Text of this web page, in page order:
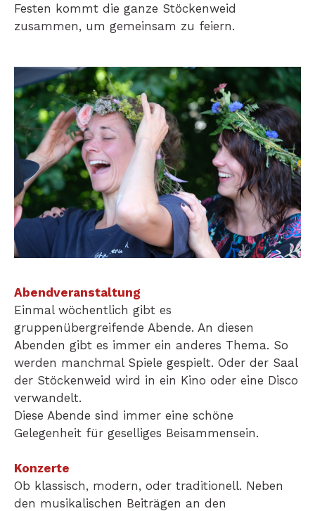
Festen kommt die ganze Stöckenweid
zusammen, um gemeinsam zu feiern.
Abendveranstaltung
Einmal wöchentlich gibt es
gruppenübergreifende Abende. An diesen
Abenden gibt es immer ein anderes Thema. So
werden manchmal Spiele gespielt. Oder der Saal
der Stöckenweid wird in ein Kino oder eine Disco
verwandelt.
Diese Abende sind immer eine schöne
Gelegenheit für geselliges Beisammensein.
Konzerte
Ob klassisch, modern, oder traditionell. Neben
den musikalischen Beiträgen an den